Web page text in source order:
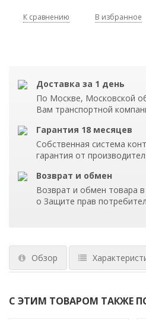
К сравнению В избранное
Доставка за 1 день
По Москве, Московской
Вам транспортной
Гарантия 18 месяцев
Собственная система
гарантия от
Возврат и обмен
Возврат и обмен товара
о Защите прав
Обзор
С ЭТИМ ТОВАРОМ ТАКЖЕ